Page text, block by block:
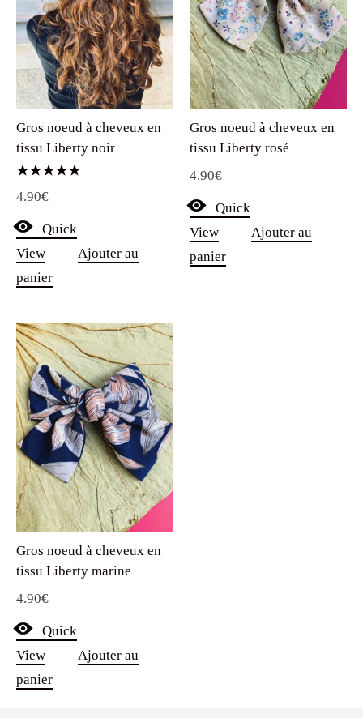
Gros noeud à cheveux en
tissu Liberty noir
Note
5.00
sur 5
4.90 €
Quick
View
Ajouter au
panier
Gros noeud à cheveux en
tissu Liberty rosé
4.90 €
Quick
View
Ajouter au
panier
Gros noeud à cheveux en
tissu Liberty marine
4.90 €
Quick
View
Ajouter au
panier